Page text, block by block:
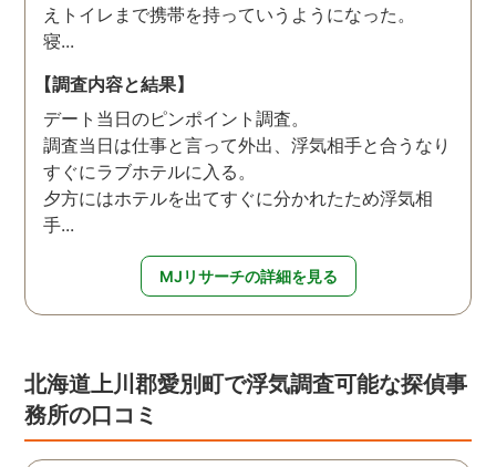
えトイレまで携帯を持っていうようになった。
寝...
【調査内容と結果】
デート当日のピンポイント調査。
調査当日は仕事と言って外出、浮気相手と合うなり
すぐにラブホテルに入る。
夕方にはホテルを出てすぐに分かれたため浮気相
手...
MJリサーチの詳細を見る
北海道上川郡愛別町で浮気調査可能な探偵事
務所の口コミ